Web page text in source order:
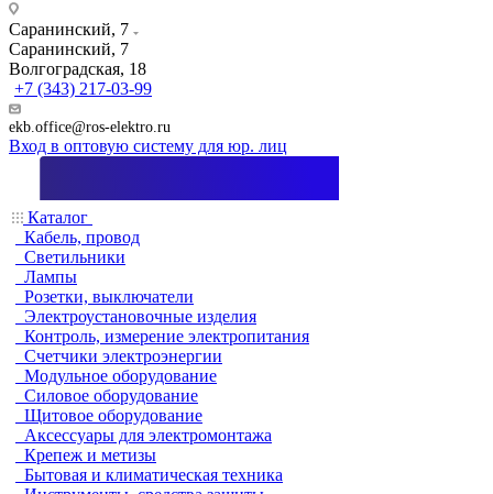
Саранинский, 7
Саранинский, 7
Волгоградская, 18
+7 (343) 217-03-99
ekb.office@ros-elektro.ru
Вход в оптовую систему для юр. лиц
Каталог
Кабель, провод
Светильники
Лампы
Розетки, выключатели
Электроустановочные изделия
Контроль, измерение электропитания
Счетчики электроэнергии
Модульное оборудование
Силовое оборудование
Щитовое оборудование
Аксессуары для электромонтажа
Крепеж и метизы
Бытовая и климатическая техника